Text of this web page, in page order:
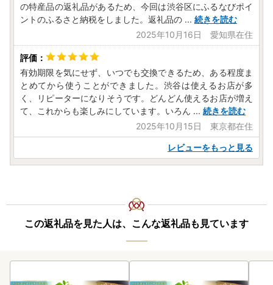
の特産品の返礼品があるため、今回は渋谷区にふるなびポイ
ントのふるさと納税をしました。返礼品の ... 続きを読む
2025年10月16日 愛知県在住
有効期限を気にせず、いつでも交換できるため、ある程度ま
とめてから使うことができました。渋谷は使えるお店が多
く、リピーターになりそうです。どんどん使えるお店が増え
て、これからも楽しみにしています。いろん ... 続きを読む
2025年10月15日 東京都在住
レビューをもっと見る
この返礼品を見た人は、こんな返礼品も見ています